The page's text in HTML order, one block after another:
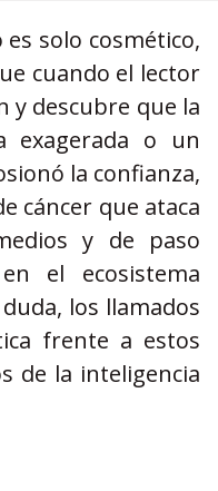
solo cosmético,
cuando el lector
y descubre que la
exagerada o un
la confianza,
cáncer que ataca
y de paso
el ecosistema
los llamados
frente a estos
de la inteligencia